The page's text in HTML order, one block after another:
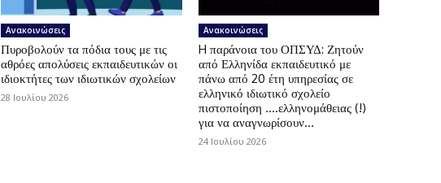
Ανακοινώσεις
Πυροβολούν τα πόδια τους με τις
αθρόες απολύσεις εκπαιδευτικών οι
ιδιοκτήτες των ιδιωτικών σχολείων
28 Ιουλίου 2026
Ανακοινώσεις
H παράνοια του ΟΠΣΥΔ: Ζητούν
από Ελληνίδα εκπαιδευτικό με
πάνω από 20 έτη υπηρεσίας σε
ελληνικό ιδιωτικό σχολείο
πιστοποίηση ….ελληνομάθειας (!)
για να αναγνωρίσουν...
24 Ιουλίου 2026